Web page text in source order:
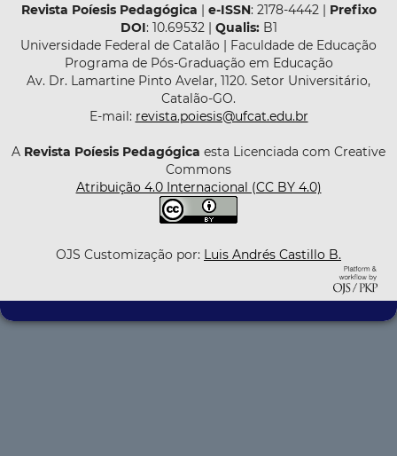
Revista Poíesis Pedagógica | e-ISSN: 2178-4442 | Prefixo
DOI: 10.69532 | Qualis:B1
Universidade Federal de Catalão | Faculdade de Educação
Programa de Pós-Graduação em Educação
Av. Dr. Lamartine Pinto Avelar, 1120. Setor Universitário,
Catalão-GO.
E-mail: revista.poiesis@ufcat.edu.br
A Revista Poíesis Pedagógica esta Licenciada com Creative
Commons
Atribuição 4.0 Internacional (CC BY 4.0)
OJS Customização por: Luis Andrés Castillo B.